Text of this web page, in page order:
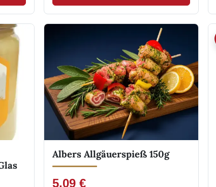
Albers Allgäuerspieß 150g
5,09 €